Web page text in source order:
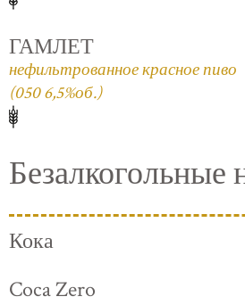
ГАМЛЕТ
нефильтрованное красное пиво
(050 6,5%об.)
Безалкогольные
Кока
Coca Zero